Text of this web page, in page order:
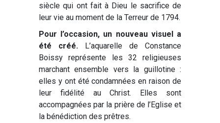
siècle qui ont fait à Dieu le sacrifice de
leur vie au moment de la Terreur de 1794.
Pour l’occasion, un nouveau visuel a
été créé. L’aquarelle de Constance
Boissy représente les 32 religieuses
marchant ensemble vers la guillotine :
elles y ont été condamnées en raison de
leur fidélité au Christ. Elles sont
accompagnées par la prière de l’Eglise et
la bénédiction des prêtres.